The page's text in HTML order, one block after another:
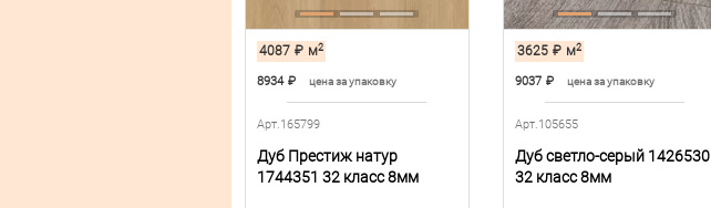
4087 ₽ м2
8934 ₽ цена за упаковку
Арт.165799
Дуб Престиж натур
1744351 32 класс 8мм
3625 ₽ м2
9037 ₽ цена за упаковку
Арт.105655
Дуб светло-серый 1426530
32 класс 8мм